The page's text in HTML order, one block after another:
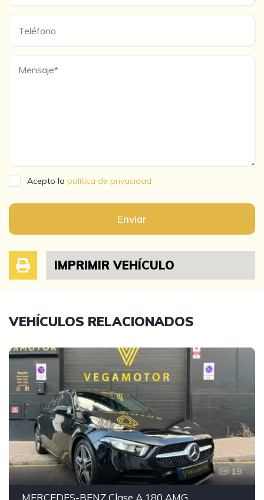
Acepto la política de privacidad
Enviar
IMPRIMIR VEHÍCULO
VEHÍCULOS RELACIONADOS
19
MERCEDES-BENZ Clase A 180 AMG